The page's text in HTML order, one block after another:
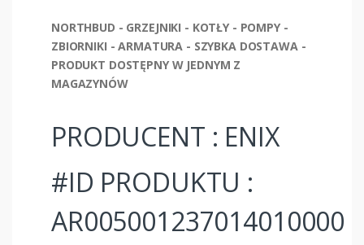
NORTHBUD - GRZEJNIKI - KOTŁY - POMPY -
ZBIORNIKI - ARMATURA - SZYBKA DOSTAWA -
PRODUKT DOSTĘPNY W JEDNYM Z
MAGAZYNÓW
PRODUCENT : ENIX
#ID PRODUKTU :
AR005001237014010000